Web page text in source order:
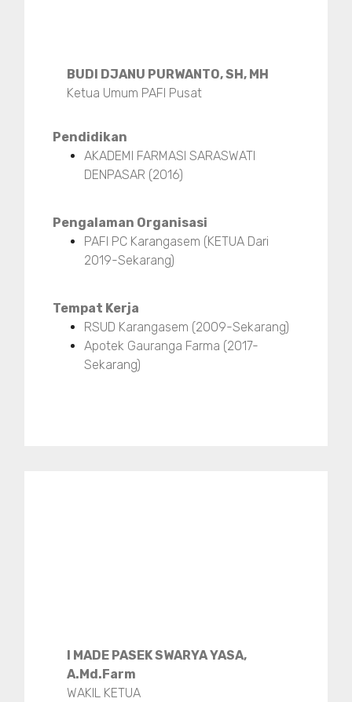
BUDI DJANU PURWANTO, SH, MH
Ketua Umum PAFI Pusat
Pendidikan
AKADEMI FARMASI SARASWATI
DENPASAR (2016)
Pengalaman Organisasi
PAFI PC Karangasem (KETUA Dari
2019-Sekarang)
Tempat Kerja
RSUD Karangasem (2009-Sekarang)
Apotek Gauranga Farma (2017-
Sekarang)
I MADE PASEK SWARYA YASA,
A.Md.Farm
WAKIL KETUA